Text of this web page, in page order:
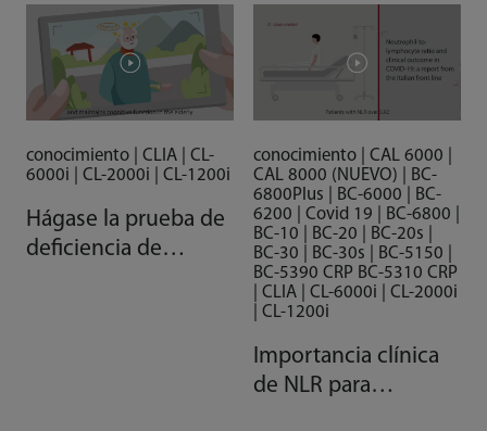
Mindray serie BC-
6000
conocimiento | CLIA | CL-
6000i | CL-2000i | CL-1200i
Hágase la prueba de
deficiencia de
conocimiento | CAL 6000 |
CAL 8000 (NUEVO) | BC-
6800Plus | BC-6000 | BC-
6200 | Covid 19 | BC-6800 |
BC-10 | BC-20 | BC-20s |
BC-30 | BC-30s | BC-5150 |
BC-5390 CRP BC-5310 CRP
| CLIA | CL-6000i | CL-2000i
| CL-1200i
Importancia clínica
de NLR para